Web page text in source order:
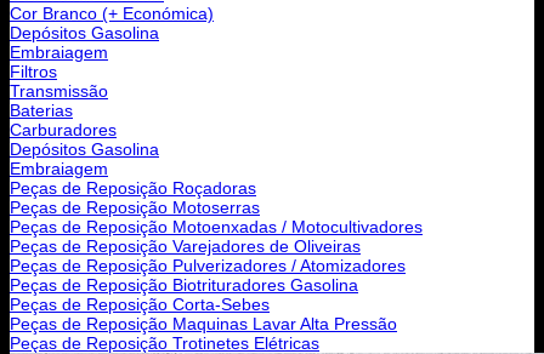
Cor Branco (+ Económica)
Depósitos Gasolina
Embraiagem
Filtros
Transmissão
Baterias
Carburadores
Depósitos Gasolina
Embraiagem
Peças de Reposição Roçadoras
Peças de Reposição Motoserras
Peças de Reposição Motoenxadas / Motocultivadores
Peças de Reposição Varejadores de Oliveiras
Peças de Reposição Pulverizadores / Atomizadores
Peças de Reposição Biotrituradores Gasolina
Peças de Reposição Corta-Sebes
Peças de Reposição Maquinas Lavar Alta Pressão
Peças de Reposição Trotinetes Elétricas